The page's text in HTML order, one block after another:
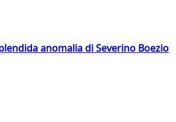
anomalia di Severino Boezio